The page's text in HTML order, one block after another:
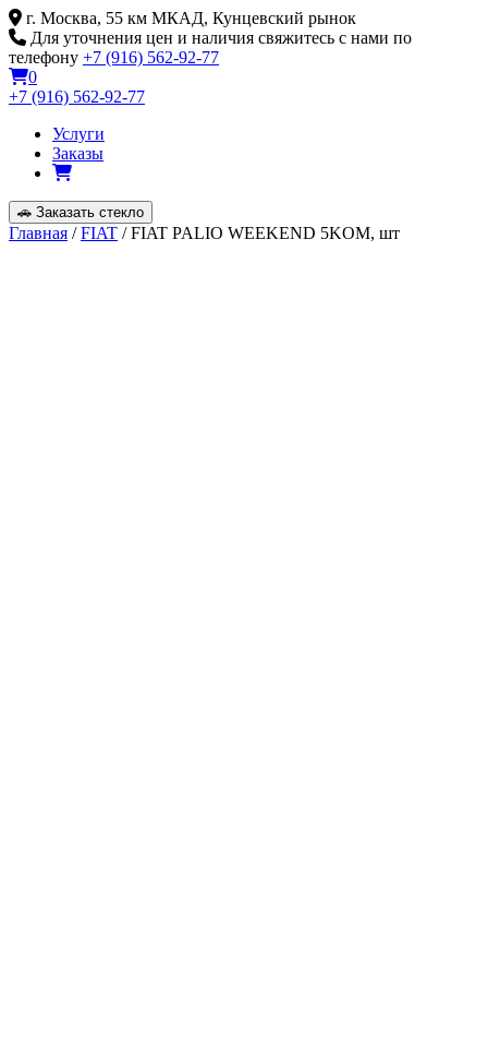
Skip
to
content
г. Москва, 55 км МКАД, Кунцевский рынок
Для уточнения цен и наличия свяжитесь с нами по
телефону +7 (916) 562-92-77
0
+7 (916) 562-92-77
Услуги
Заказы
🚗 Заказать стекло
Главная /FIAT / FIAT PALIO WEEKEND 5KOM, шт